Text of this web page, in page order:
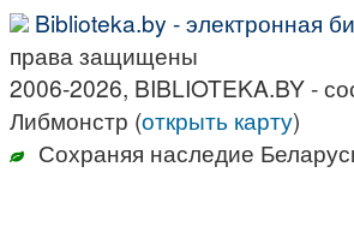
Biblioteka.by - электронная
права защищены
2006-2026, BIBLIOTEKA.BY -
Либмонстр (открыть карту)
Сохраняя наследие